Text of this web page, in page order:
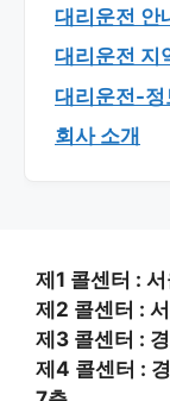
대리운전 안
대리운전 지
대리운전-정
회사 소개
제1 콜센터 :
제2 콜센터 :
제3 콜센터 :
제4 콜센터 :